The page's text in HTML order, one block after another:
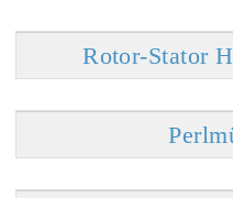
Rotor-Stator